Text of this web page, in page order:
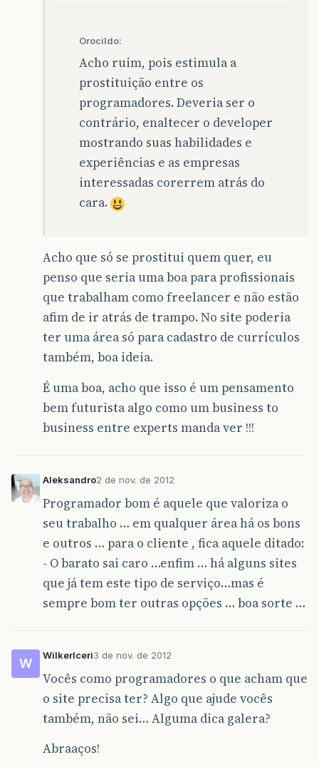
Orocildo:
Acho ruim, pois estimula a
prostituição entre os
programadores. Deveria ser o
contrário, enaltecer o developer
mostrando suas habilidades e
experiências e as empresas
interessadas corerrem atrás do
cara.
Acho que só se prostitui quem quer, eu
penso que seria uma boa para profissionais
que trabalham como freelancer e não estão
afim de ir atrás de trampo. No site poderia
ter uma área só para cadastro de currículos
também, boa ideia.
É uma boa, acho que isso é um pensamento
bem futurista algo como um business to
business entre experts manda ver !!!
Aleksandro2 de nov. de 2012
Programador bom é aquele que valoriza o
seu trabalho … em qualquer área há os bons
e outros … para o cliente , fica aquele ditado:
- O barato sai caro …enfim … há alguns sites
que já tem este tipo de serviço…mas é
sempre bom ter outras opções … boa sorte …
W
WilkerIceri3 de nov. de 2012
Vocês como programadores o que acham que
o site precisa ter? Algo que ajude vocês
também, não sei… Alguma dica galera?
Abraaços!